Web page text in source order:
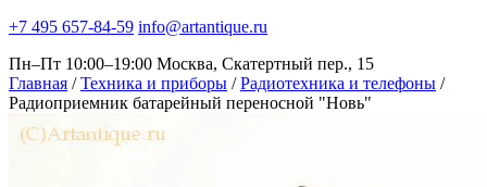
+7 495 657-84-59 info@artantique.ru
Пн–Пт 10:00–19:00 Москва, Скатертный пер., 15
Главная / Техника и приборы / Радиотехника и телефоны /
Радиоприемник батарейный переносной "Новь"